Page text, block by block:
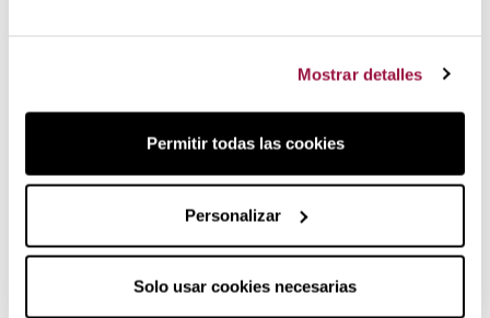
Mostrar detalles
Permitir todas las cookies
Personalizar
Solo usar cookies necesarias
Tijera Wüsthof Cocina Multiusos Acero
Opiniones realesde clientes que han comprado este
Productos relacionados: